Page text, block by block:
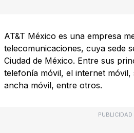
AT&T México es una empresa
telecomunicaciones, cuya sede
Ciudad de México. Entre sus
telefonía móvil, el internet móvil,
ancha móvil, entre otros.
PUBLICIDAD